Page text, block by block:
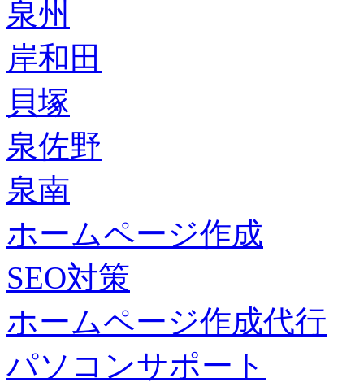
泉州
岸和田
貝塚
泉佐野
泉南
ホームページ作成
SEO対策
ホームページ作成代行
パソコンサポート